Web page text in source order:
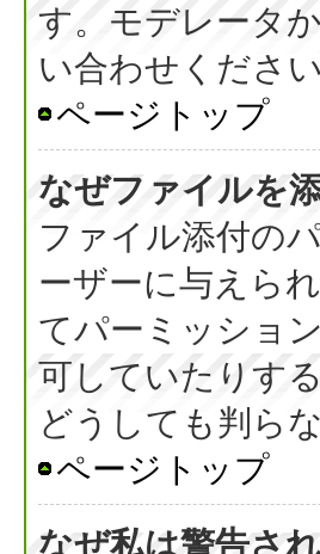
す。モデレータ
い合わせください
ページトップ
なぜファイルを
ファイル添付の
ーザーに与えら
てパーミッショ
可していたりす
どうしても判ら
ページトップ
なぜ私は警告さ